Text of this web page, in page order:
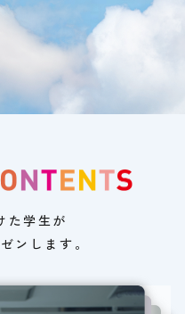
た学生が
ンします。